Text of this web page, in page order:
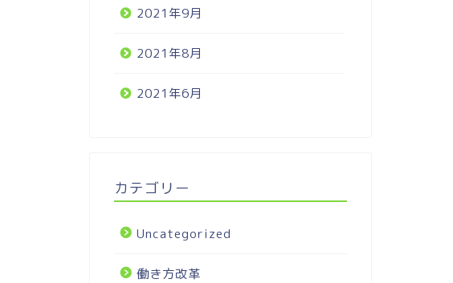
2021年9月
2021年8月
2021年6月
カテゴリー
Uncategorized
働き方改革